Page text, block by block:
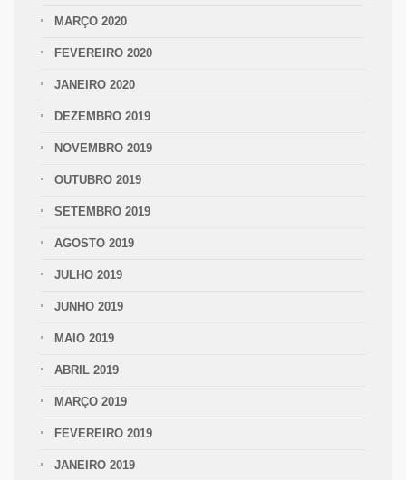
MARÇO 2020
FEVEREIRO 2020
JANEIRO 2020
DEZEMBRO 2019
NOVEMBRO 2019
OUTUBRO 2019
SETEMBRO 2019
AGOSTO 2019
JULHO 2019
JUNHO 2019
MAIO 2019
ABRIL 2019
MARÇO 2019
FEVEREIRO 2019
JANEIRO 2019